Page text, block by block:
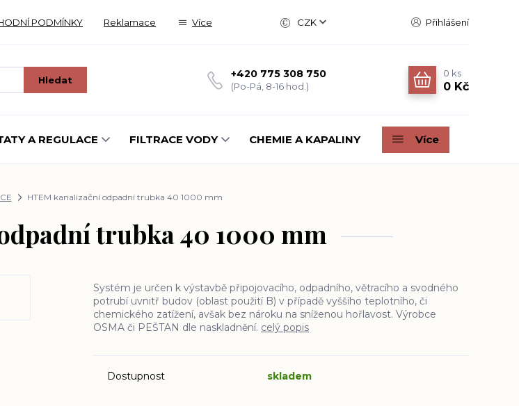
PODMÍNKY Reklamace Více CZK Přihlášení
Hledat +420 775 308 750
(Po-Pá, 8-16 hod.)
0 ks
0 Kč
A REGULACE FILTRACE VODY CHEMIE A KAPALINY Více
HTEM kanalizační odpadní trubka 40 1000 mm
trubka 40 1000 mm
Systém je určen k výstavbě připojovacího, odpadního, větracího a svodného
potrubí uvnitř budov (oblast použití B) v případě vyššího teplotního, či
chemického zatížení, avšak bez nároku na sníženou hořlavost. Výrobce
OSMA či PEŠTAN dle naskladnění. celý popis
Dostupnost skladem